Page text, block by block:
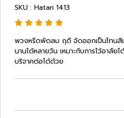
SKU : Hatari 1413
พวงหรีดพัดลม ฤดี จัดออกเป็นโทนสี
นานได้หลายวัน เหมาะกับการไว้อาลัย
บริจาคต่อได้ด้วย